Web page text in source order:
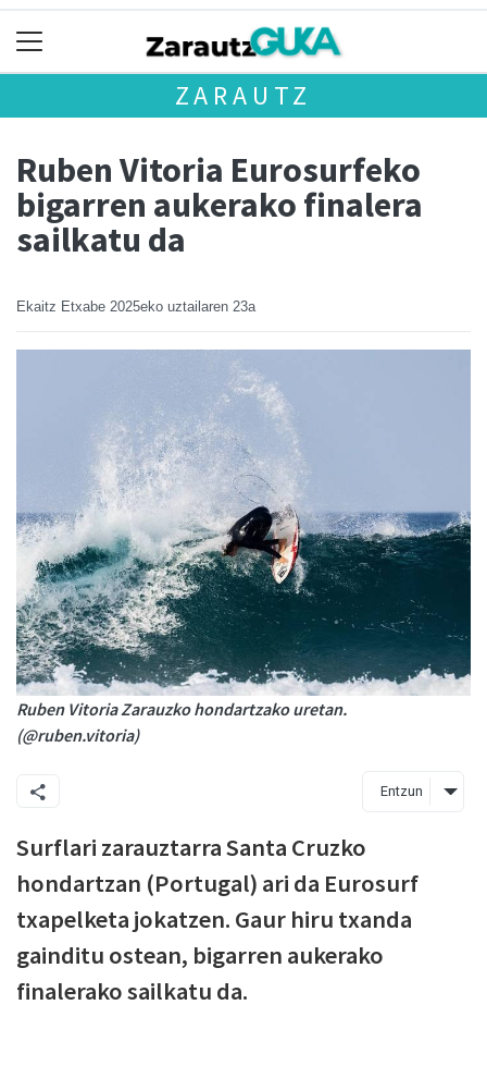
ZARAUTZ
Ruben Vitoria Eurosurfeko
bigarren aukerako finalera
sailkatu da
Ekaitz Etxabe 2025eko uztailaren 23a
Ruben Vitoria Zarauzko hondartzako uretan.
(@ruben.vitoria)
Entzun
Surflari zarauztarra Santa Cruzko
hondartzan (Portugal) ari da Eurosurf
txapelketa jokatzen. Gaur hiru txanda
gainditu ostean, bigarren aukerako
finalerako sailkatu da.